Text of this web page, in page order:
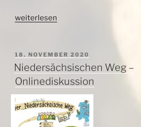
„Rote
Morgen
wird
es
spannend“
weiterlesen
VERÖFFENTLICHT
AM
18. NOVEMBER 2020
Niedersächsischen Weg –
Onlinediskussion